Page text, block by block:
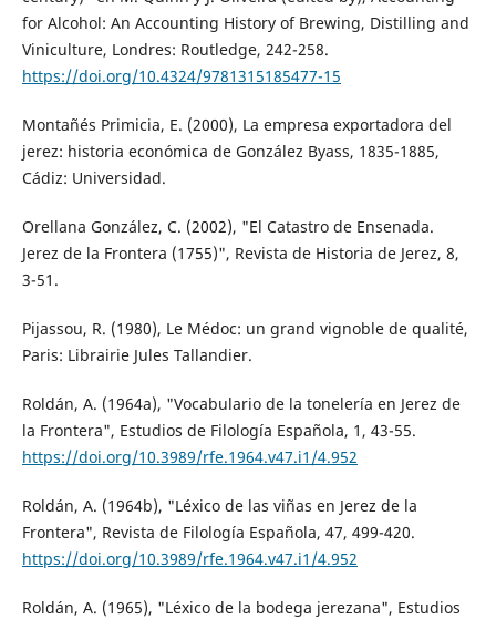
for Alcohol: An Accounting History of Brewing, Distilling and
Viniculture, Londres: Routledge, 242-258.
https://doi.org/10.4324/9781315185477-15
Montañés Primicia, E. (2000), La empresa exportadora del
jerez: historia económica de González Byass, 1835-1885,
Cádiz: Universidad.
Orellana González, C. (2002), "El Catastro de Ensenada.
Jerez de la Frontera (1755)", Revista de Historia de Jerez, 8,
3-51.
Pijassou, R. (1980), Le Médoc: un grand vignoble de qualité,
Paris: Librairie Jules Tallandier.
Roldán, A. (1964a), "Vocabulario de la tonelería en Jerez de
la Frontera", Estudios de Filología Española, 1, 43-55.
https://doi.org/10.3989/rfe.1964.v47.i1/4.952
Roldán, A. (1964b), "Léxico de las viñas en Jerez de la
Frontera", Revista de Filología Española, 47, 499-420.
https://doi.org/10.3989/rfe.1964.v47.i1/4.952
Roldán, A. (1965), "Léxico de la bodega jerezana", Estudios